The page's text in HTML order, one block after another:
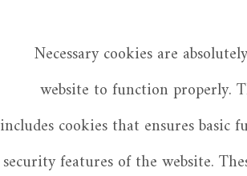
Necessary cookies are
website to function properly.
includes cookies that ensures basic
security features of the website.